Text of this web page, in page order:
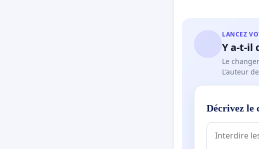
LANCEZ
Y a-t-il
Le
L'auteur
Décrivez le